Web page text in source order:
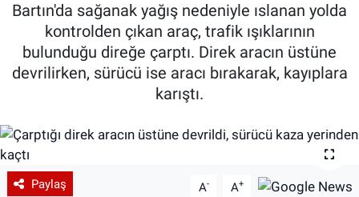
Bartın'da sağanak yağış nedeniyle ıslanan yolda
kontrolden çıkan araç, trafik ışıklarının
bulunduğu direğe çarptı. Direk aracın üstüne
devrilirken, sürücü ise aracı bırakarak, kayıplara
karıştı.
Paylaş A- A+